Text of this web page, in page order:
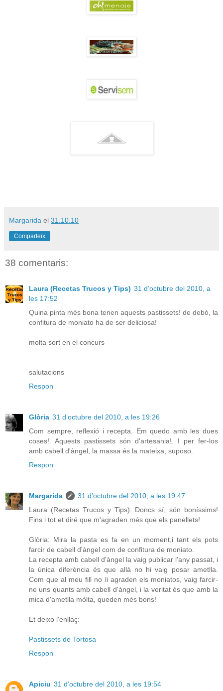
Margarida el 31.10.10
Comparteix
38 comentaris:
Laura (Recetas Trucos y Tips) 31 d’octubre del 2010, a
les 17:52
Quina pinta més bona tenen aquests pastissets! de debò, la
confitura de moniato ha de ser deliciosa!
molta sort en el concurs
salutacions
Respon
Glòria 31 d’octubre del 2010, a les 19:26
Com sempre, reflexió i recepta. Em quedo amb les dues
coses!. Aquests pastissets són d'artesania!. I per fer-los
amb cabell d'àngel, la massa és la mateixa, suposo.
Respon
Margarida
31 d’octubre del 2010, a les 19:47
Laura (Recetas Trucos y Tips): Doncs sí, són boníssims!
Fins i tot et diré que m'agraden més que els panellets!
Glòria: Mira la pasta es fa en un moment,i tant els pots
farcir de cabell d'àngel com de confitura de moniato.
La recepta amb cabell d'àngel la vaig publicar l'any passat, i
la única diferència és que allà no hi vaig posar ametlla.
Com que al meu fill no li agraden els moniatos, vaig farcir-
ne uns quants amb cabell d'àngel, i la veritat és que amb la
mica d'ametlla mòlta, queden més bons!
Et deixo l'enllaç:
Pastissets de Tortosa
Respon
Apiciu 31 d’octubre del 2010, a les 19:54